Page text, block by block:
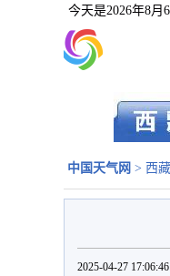
今天是2026年8月
中国天气网 > 西藏
2025-04-27